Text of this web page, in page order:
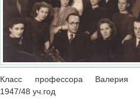
Класс профессора Валерия
1947/48 уч.год